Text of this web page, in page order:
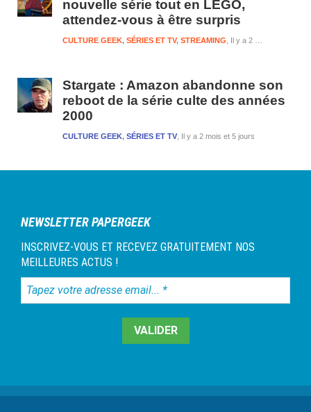
nouvelle série tout en LEGO,
attendez-vous à être surpris
Il y a 2 semaines et 4 jours
CULTURE GEEK, SÉRIES ET TV, STREAMING
Stargate : Amazon abandonne son
reboot de la série culte des années
2000
Il y a 2 mois et 5 jours
CULTURE GEEK, SÉRIES ET TV
NEWSLETTER PAPERGEEK
INSCRIVEZ-VOUS ET RECEVEZ GRATUITEMENT NOS
MEILLEURES ACTUS !
Tapez
votre